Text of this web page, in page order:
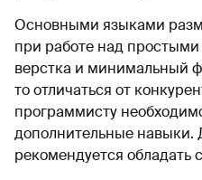
Основными языками
при работе над простыми
верстка и минимальный
то отличаться от
программисту
дополнительные навыки.
рекомендуется